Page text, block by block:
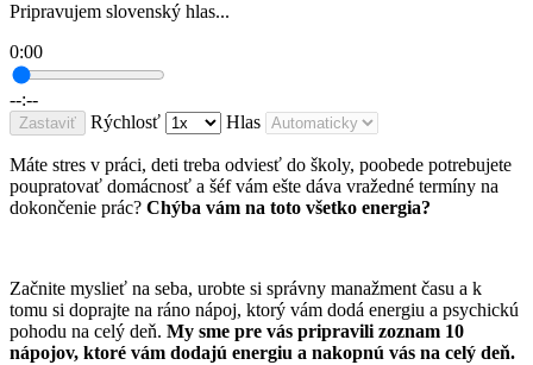
Pripravujem slovenský hlas...
0:00
--:--
Zastaviť Rýchlosť Hlas
Máte stres v práci, deti treba odviesť do školy, poobede potrebujete
poupratovať domácnosť a šéf vám ešte dáva vražedné termíny na
dokončenie prác? Chýba vám na toto všetko energia?
Začnite myslieť na seba, urobte si správny manažment času a k
tomu si doprajte na ráno nápoj, ktorý vám dodá energiu a psychickú
pohodu na celý deň. My sme pre vás pripravili zoznam 10
nápojov, ktoré vám dodajú energiu a nakopnú vás na celý deň.